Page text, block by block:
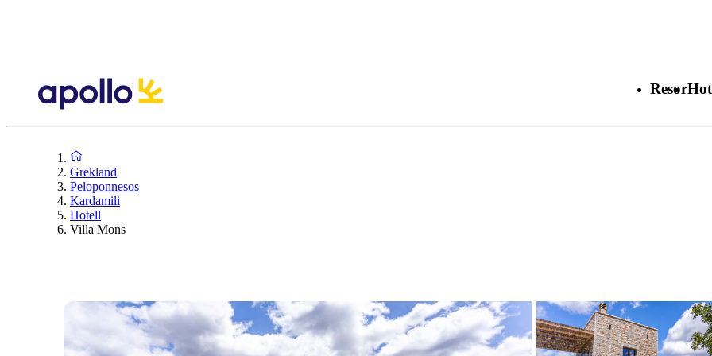
Resor
Grekland
Peloponnesos
Kardamili
Hotell
Villa Mons